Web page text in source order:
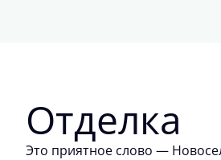
Отделка
Это приятное слово —